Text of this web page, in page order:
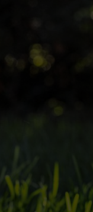
comprida torna o
ficando ainda
as
corte sempre que
de 2 a 3 cm – e
mais elevada